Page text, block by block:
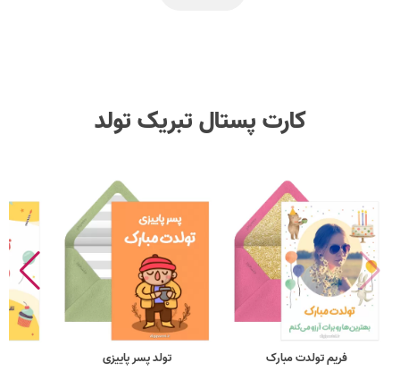
کارت پستال تبریک تولد
فریم تولدت مبارک تولد پسر پاییزی